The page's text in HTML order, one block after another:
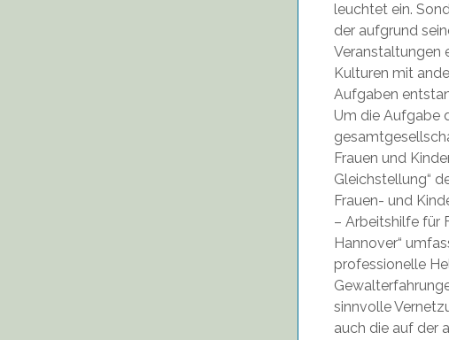
leuchtet ein.
der aufgrund
Veranstaltungen
Kulturen mit
Aufgaben
Um die Aufgabe
Frauen und
Gleichstellung“
Frauen- und
– Arbeitshilfe für
Hannover“
professionelle
sinnvolle
auch die auf der